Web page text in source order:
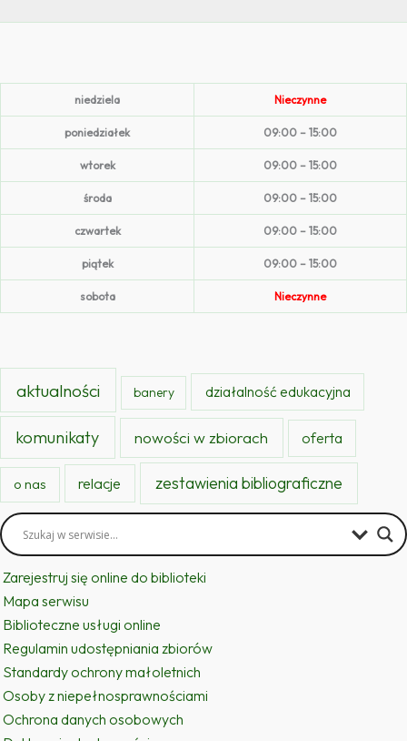
niedziela Nieczynne
poniedziałek 09:00 – 15:00
wtorek 09:00 – 15:00
środa 09:00 – 15:00
czwartek 09:00 – 15:00
piątek 09:00 – 15:00
sobota Nieczynne
aktualności banery działalność edukacyjna
komunikaty nowości w zbiorach oferta
o nas relacje zestawienia bibliograficzne
Zarejestruj się online do biblioteki
Mapa serwisu
Biblioteczne usługi online
Regulamin udostępniania zbiorów
Standardy ochrony małoletnich
Osoby z niepełnosprawnościami
Ochrona danych osobowych